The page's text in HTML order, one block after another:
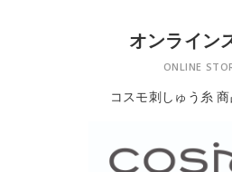
オンライン
ONLINE
コスモ刺しゅう糸